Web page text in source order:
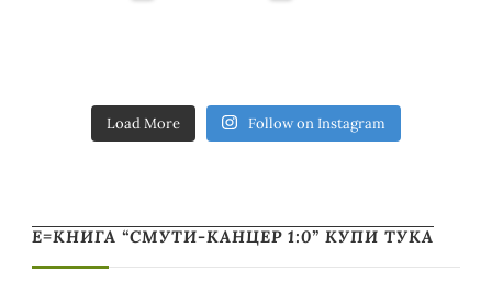
Load More Follow on Instagram
Е=КНИГА “СМУТИ-КАНЦЕР 1:0” КУПИ ТУКА